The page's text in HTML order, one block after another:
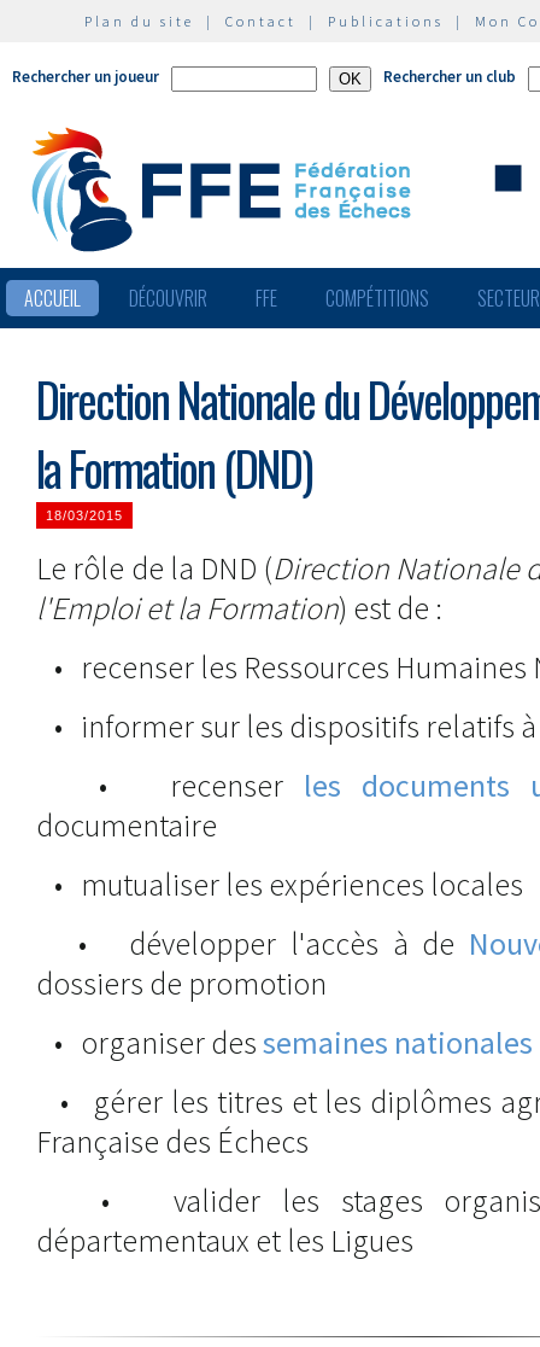
Plan du site | Contact | Publications | Mon
Rechercher un joueur Rechercher un club
ACCUEIL DÉCOUVRIR FFE COMPÉTITIONS
Direction Nationale du
la Formation (DND)
18/03/2015
Le rôle de la DND (Direction Nationale
l'Emploi et la Formation) est de :
• recenser les Ressources
• informer sur les dispositifs relatifs
• recenser les documents
documentaire
• mutualiser les expériences locales
• développer l'accès à de
dossiers de promotion
• organiser dessemaines
• gérer les titres et les diplômes
Française des Échecs
• valider les stages
départementaux et les Ligues